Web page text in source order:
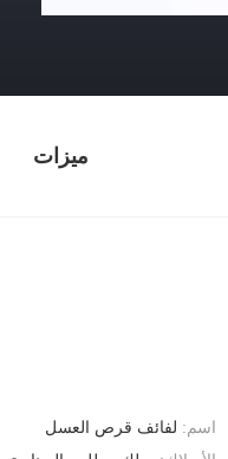
ميزات
اسم: لفائف قرص العسل